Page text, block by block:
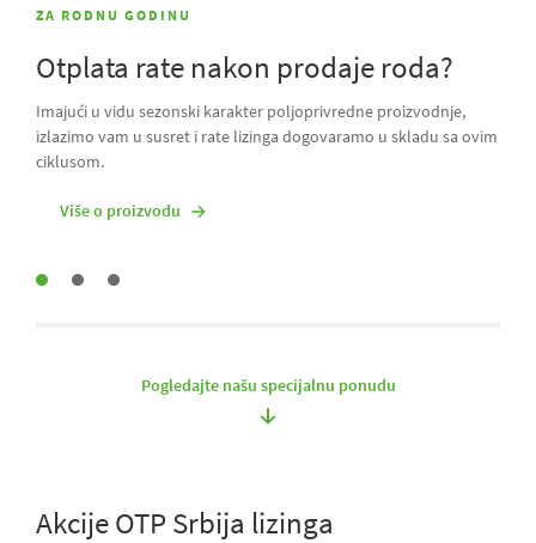
ZA RODNU GODINU
Otplata rate nakon prodaje roda?
Imajući u vidu sezonski karakter poljoprivredne proizvodnje,
izlazimo vam u susret i rate lizinga dogovaramo u skladu sa ovim
ciklusom.
Više o proizvodu
Više o proizvodu
KLASIČNI FINANSIJSKI LIZING
Želite da vaša rata bude uvek ista?
Uz ovaj proizvod nećete morati da strahujete u iščekivanju
naredne rate. Uz istu ratu tokom celog perioda otplate bićete
sigurniji u planiranju mesečnog budžeta.
Više o proizvodu
Pogledajte našu specijalnu ponudu
Akcije OTP Srbija lizinga